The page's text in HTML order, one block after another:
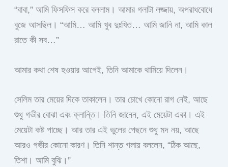
“বাবা,” আমি ফিসফিস করে বললাম। আমার গলাটা লজ্জায়, অপরাধবোধে
বুজে আসছিল। “আমি… আমি খুব দুঃখিত… আমি জানি না, আমি কাল
রাতে কী সব…”
আমার কথা শেষ হওয়ার আগেই, তিনি আমাকে থামিয়ে দিলেন।
সেলিম তার মেয়ের দিকে তাকালেন। তার চোখে কোনো রাগ নেই, আছে
শুধু গভীর বোঝা এবং ক্লান্তি। তিনি জানেন, এই মেয়েটা একা। এই
মেয়েটা কষ্ট পাচ্ছে। আর তার এই ভুলের পেছনে শুধু মদ নয়, আছে
আরও গভীর কোনো কারণ। তিনি শান্ত গলায় বললেন, “ঠিক আছে,
তিশা। আমি বুঝি।”